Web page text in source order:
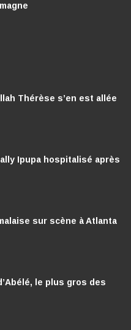
Thérèse s’en est allée
Ipupa hospitalisé après
sur scène à Atlanta
le plus gros des